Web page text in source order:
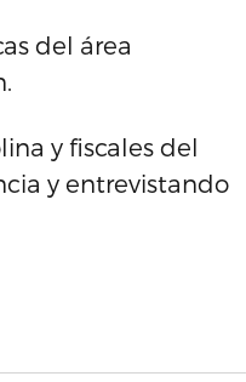
del área
y fiscales del
y entrevistando